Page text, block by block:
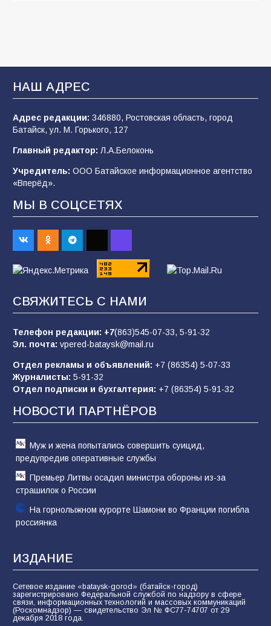
«Мобилизация или набор?» Что на самом
деле происходит в армии России в августе
2026 года
В Батайске продолжаются дорожные работы
99 04.08.2026
Будет ли мобилизация в России в 2026 году
после выборов: в Госдуме дали ответ
заявления о мобилизации — это
пропагандистский вброс
85 01.08.2026
«Слухами Москву не возьмёшь»: почему
заявления Киева о мобилизации — это
отчаяние, а не разведка
81 02.08.2026
НАШ АДРЕС
Адрес редакции: 346880, Ростовская область, город
Батайск, ул. М. Горького, 127
Главный редактор: Л.А.Белоконь
Учредитель: ООО Батайское информационное агентство
«Вперёд».
МЫ В СОЦСЕТЯХ
СВЯЖИТЕСЬ С НАМИ
Телефон редакции: +7(863)545-07-33, 5-91-32
Эл. почта: vpered-bataysk@mail.ru
Отдел рекламы и объявлений: +7 (86354) 5-07-33
Журналисты: 5-91-32
Отдел подписки и бухгалтерия: +7 (86354) 5-91-32
НОВОСТИ ПАРТНЁРОВ
Муж и жена попытались совершить суицид,
предупредив оперативные службы
Премьер Литвы осадил министра обороны из-за
страшилок о России
На горнолыжном курорте Шамони во Франции погибла
россиянка
ИЗДАНИЕ
Сетевое издание «bataysk-gorod» (батайск-город)
зарегистрировано Федеральной службой по надзору в сфере
связи, информационных технологий и массовых коммуникаций
(Роскомнадзор) — свидетельство Эл № ФС77-74707 от 29
декабря 2018 года.